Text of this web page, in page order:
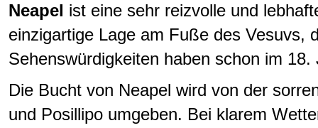
Neapel ist eine sehr reizvolle und
einzigartige Lage am Fuße des Vesuvs,
Sehenswürdigkeiten haben schon im
Die Bucht von Neapel wird von der
und Posillipo umgeben. Bei klarem